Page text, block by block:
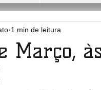
Março,
1 min de leitura